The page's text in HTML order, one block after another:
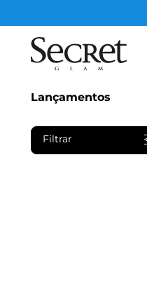
Lançamentos
Filtrar